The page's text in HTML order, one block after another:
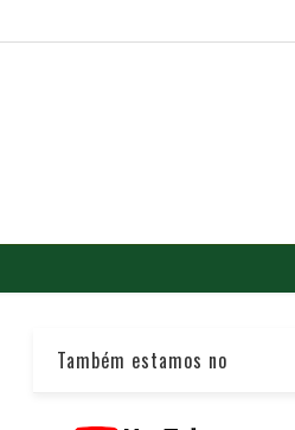
Também estamos no